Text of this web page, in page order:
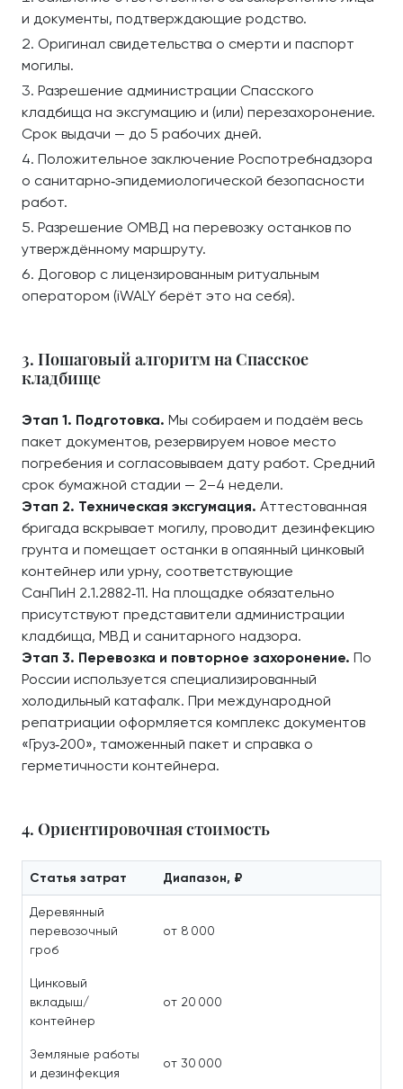
и документы, подтверждающие родство.
Оригинал свидетельства о смерти и паспорт
могилы.
Разрешение администрации Спасского
кладбища на эксгумацию и (или) перезахоронение.
Срок выдачи — до 5 рабочих дней.
Положительное заключение Роспотребнадзора
о санитарно‑эпидемиологической безопасности
работ.
Разрешение ОМВД на перевозку останков по
утверждённому маршруту.
Договор с лицензированным ритуальным
оператором (iWALY берёт это на себя).
3. Пошаговый алгоритм на Спасское
кладбище
Этап 1. Подготовка. Мы собираем и подаём весь
пакет документов, резервируем новое место
погребения и согласовываем дату работ. Средний
срок бумажной стадии — 2–4 недели.
Этап 2. Техническая эксгумация. Аттестованная
бригада вскрывает могилу, проводит дезинфекцию
грунта и помещает останки в опаянный цинковый
контейнер или урну, соответствующие
СанПиН 2.1.2882‑11. На площадке обязательно
присутствуют представители администрации
кладбища, МВД и санитарного надзора.
Этап 3. Перевозка и повторное захоронение. По
России используется специализированный
холодильный катафалк. При международной
репатриации оформляется комплекс документов
«Груз‑200», таможенный пакет и справка о
герметичности контейнера.
4. Ориентировочная стоимость
Статья затрат Диапазон, ₽
Деревянный
перевозочный
гроб
от 8 000
Цинковый
вкладыш/
контейнер
от 20 000
Земляные работы
и дезинфекция
от 30 000